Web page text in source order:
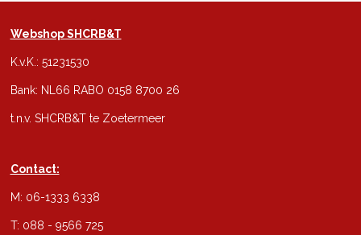
Webshop SHCRB&T
K.v.K.: 51231530
Bank: NL66 RABO 0158 8700 26
t.n.v. SHCRB&T te Zoetermeer
Contact:
M: 06-1333 6338
T: 088 - 9566 725